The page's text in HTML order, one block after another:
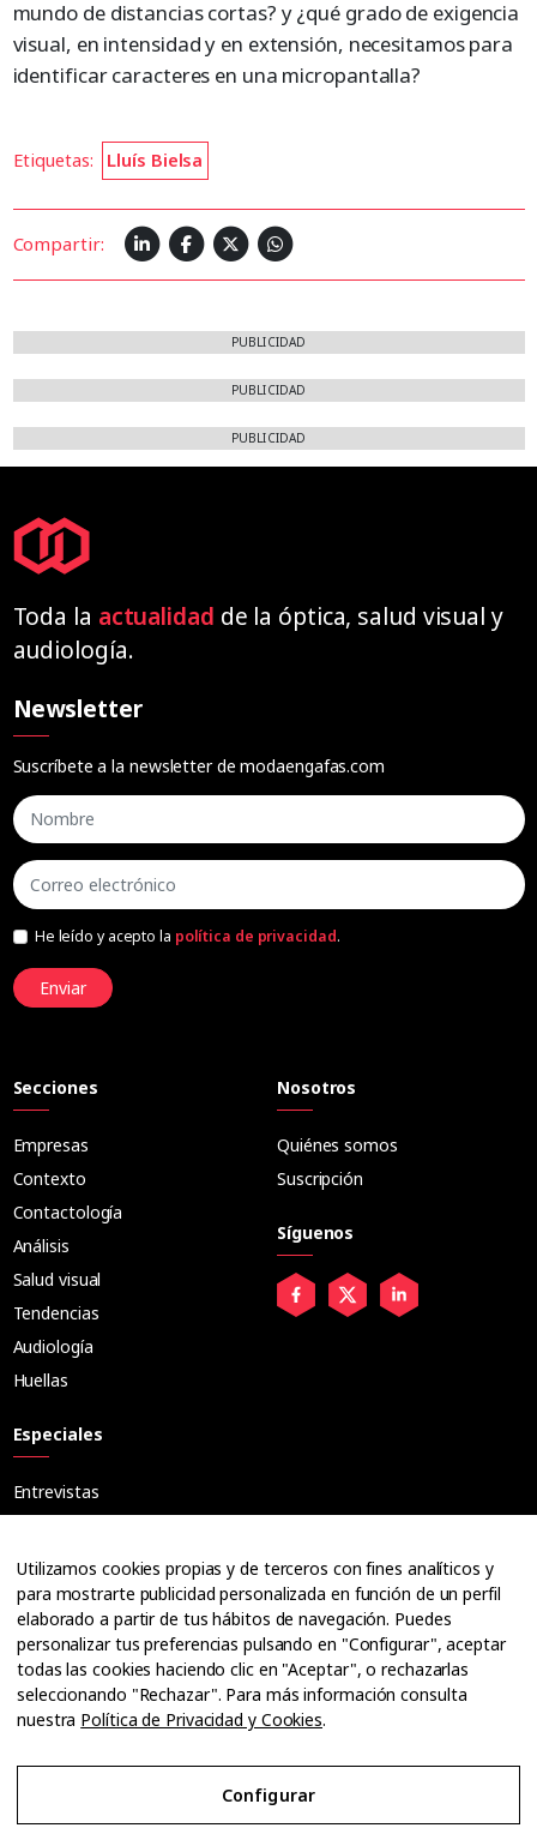
mundo de distancias cortas? y ¿qué grado de exigencia
visual, en intensidad y en extensión, necesitamos para
identificar caracteres en una micropantalla?
Etiquetas: Lluís Bielsa
Compartir:
PUBLICIDAD
PUBLICIDAD
PUBLICIDAD
Toda la actualidad de la óptica, salud visual y
audiología.
Newsletter
Suscríbete a la newsletter de modaengafas.com
He leído y acepto la política de privacidad.
Enviar
Secciones
Empresas
Contexto
Contactología
Análisis
Salud visual
Tendencias
Audiología
Huellas
Especiales
Entrevistas
Ópticos
Cuadernos
Guías
Dossier
Anuarios
Ofertas de empleo
Nosotros
Quiénes somos
Suscripción
Síguenos
Utilizamos cookies propias y de terceros con fines analíticos y
para mostrarte publicidad personalizada en función de un perfil
elaborado a partir de tus hábitos de navegación. Puedes
personalizar tus preferencias pulsando en "Configurar", aceptar
todas las cookies haciendo clic en "Aceptar", o rechazarlas
seleccionando "Rechazar". Para más información consulta
nuestra Política de Privacidad y Cookies.
Configurar